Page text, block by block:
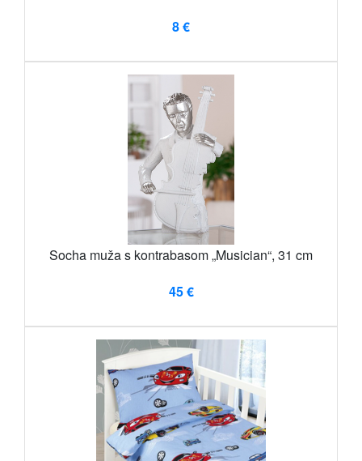
8 €
Socha muža s kontrabasom „Musician“, 31 cm
45 €